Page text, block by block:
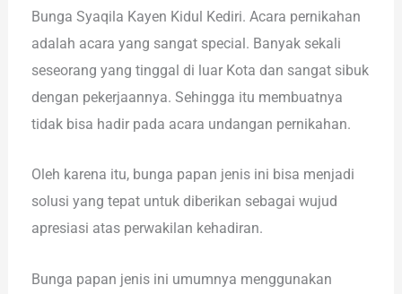
Bunga Syaqila Kayen Kidul Kediri. Acara pernikahan
adalah acara yang sangat special. Banyak sekali
seseorang yang tinggal di luar Kota dan sangat sibuk
dengan pekerjaannya. Sehingga itu membuatnya
tidak bisa hadir pada acara undangan pernikahan.
Oleh karena itu, bunga papan jenis ini bisa menjadi
solusi yang tepat untuk diberikan sebagai wujud
apresiasi atas perwakilan kehadiran.
Bunga papan jenis ini umumnya menggunakan